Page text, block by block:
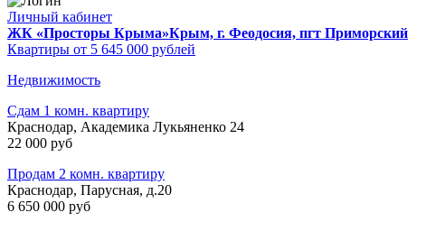
Личный кабинет
ЖК «Просторы Крыма»Крым, г. Феодосия, пгт Приморский
Квартиры от 5 645 000 рублей
Недвижимость
Сдам 1 комн. квартиру
Краснодар, Академика Лукьяненко 24
22 000 руб
Продам 2 комн. квартиру
Краснодар, Парусная, д.20
6 650 000 руб